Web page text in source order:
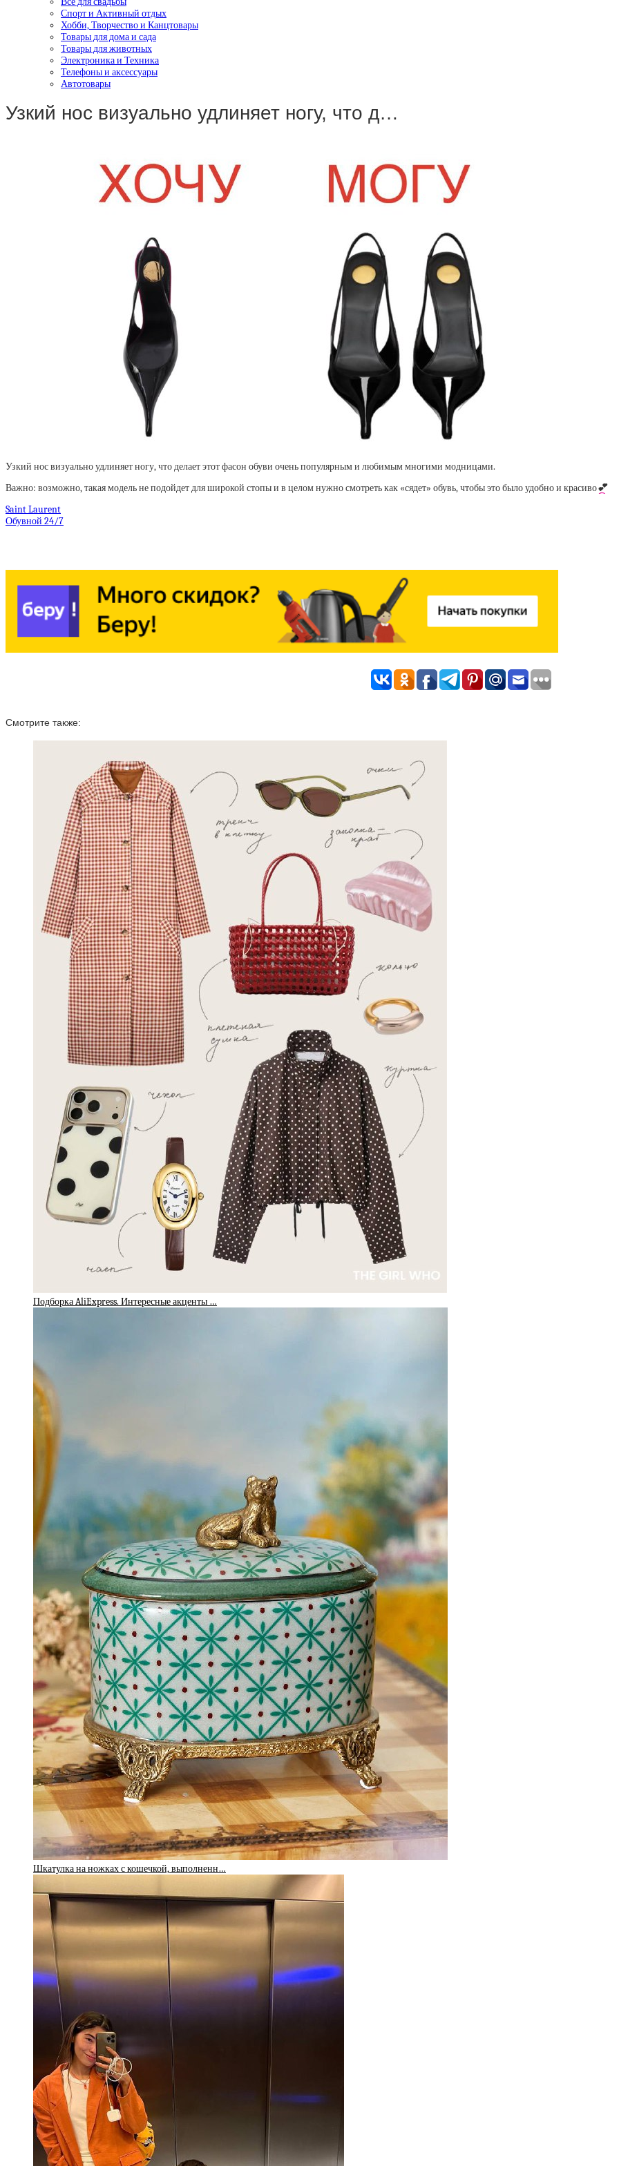
Спорт и Активный отдых
Хобби, Творчество и Канцтовары
Товары для дома и сада
Товары для животных
Электроника и Техника
Телефоны и аксессуары
Автотовары
Узкий нос визуально удлиняет ногу, что д…
Узкий нос визуально удлиняет ногу, что делает этот фасон обуви очень популярным и любимым многими модницами.
Важно: возможно, такая модель не подойдет для широкой стопы и в целом нужно смотреть как «сядет» обувь, чтобы это было удобно и красиво💕
Saint Laurent
Обувной 24/7
Смотрите также:
Подборка AliExpress. Интересные акценты …
Шкатулка на ножках с кошечкой, выполненн…